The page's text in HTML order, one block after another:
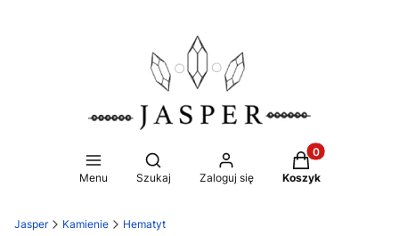
Menu
Otwórz wyszukiwarkę
Szukaj Zaloguj się
Produkty w
Koszyk
Jasper Kamienie Hematyt